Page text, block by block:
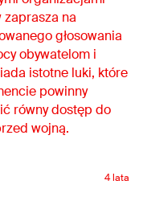
zaprasza na
głosowania
obywatelom i
istotne luki, które
powinny
równy dostęp do
wojną.
4 lata